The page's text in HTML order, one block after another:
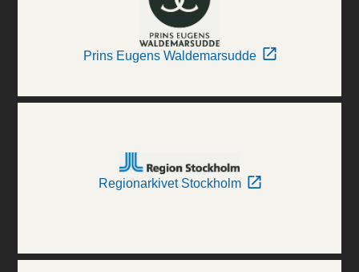
Prins Eugens Waldemarsudde
Regionarkivet Stockholm